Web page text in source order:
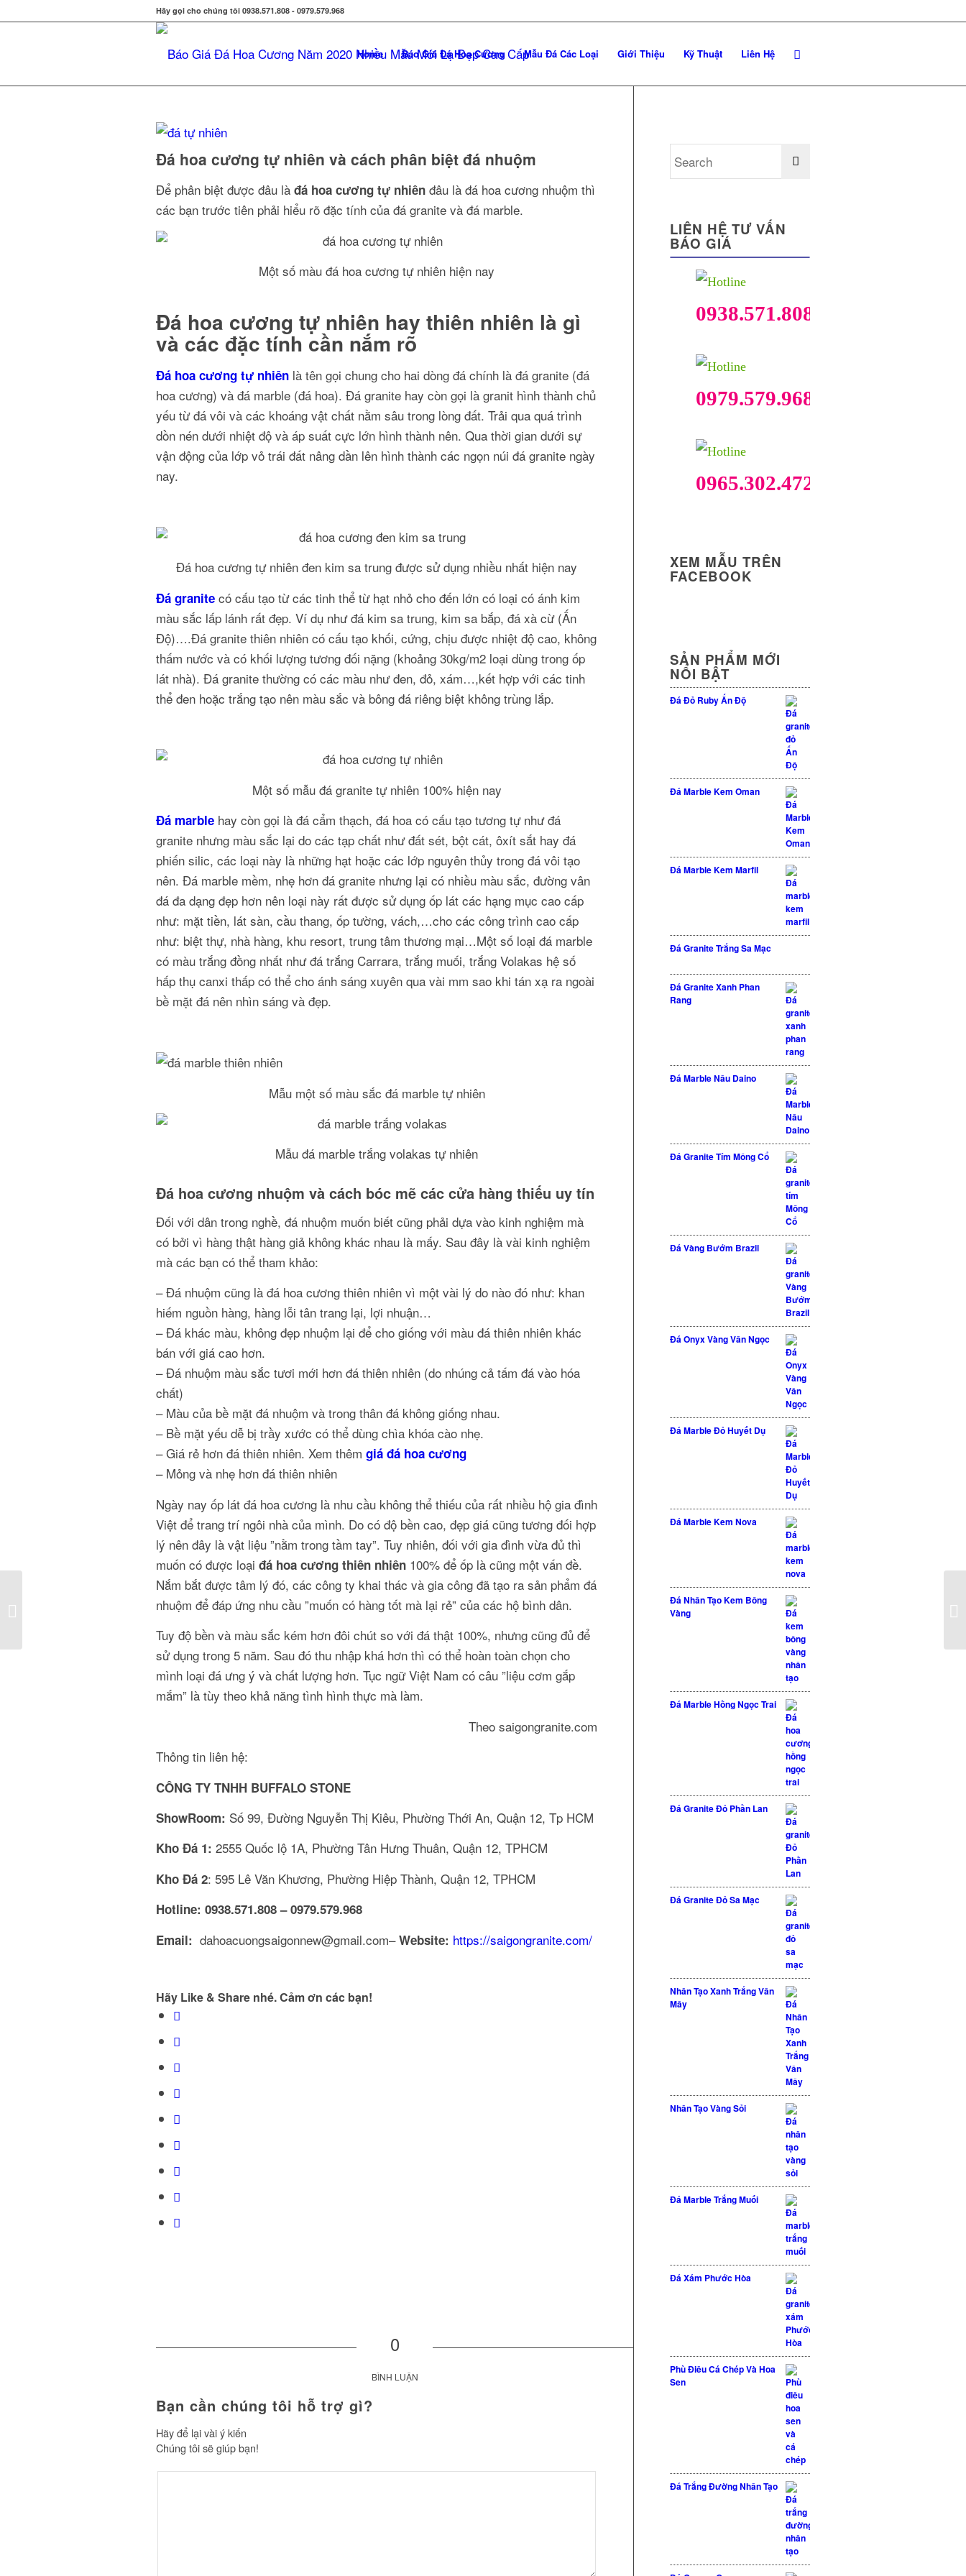
Hãy gọi cho chúng tôi 0938.571.808 - 0979.579.968
Home Báo Giá Đá Hoa Cương Mẫu Đá Các Loại Giới Thiệu Kỹ Thuật Liên Hệ
Đá hoa cương tự nhiên và cách phân biệt đá nhuộm
Để phân biệt được đâu là đá hoa cương tự nhiên đâu là đá hoa cương nhuộm thì
các bạn trước tiên phải hiểu rõ đặc tính của đá granite và đá marble.
Một số màu đá hoa cương tự nhiên hiện nay
Đá hoa cương tự nhiên hay thiên nhiên là gì
và các đặc tính cần nắm rõ
Đá hoa cương tự nhiên là tên gọi chung cho hai dòng đá chính là đá granite (đá
hoa cương) và đá marble (đá hoa). Đá granite hay còn gọi là granit hình thành chủ
yếu từ đá vôi và các khoáng vật chất nằm sâu trong lòng đất. Trải qua quá trình
dồn nén dưới nhiệt độ và áp suất cực lớn hình thành nên. Qua thời gian dưới sự
vận động của lớp vỏ trái đất nâng dần lên hình thành các ngọn núi đá granite ngày
nay.
Đá hoa cương tự nhiên đen kim sa trung được sử dụng nhiều nhất hiện nay
Đá granite có cấu tạo từ các tinh thể từ hạt nhỏ cho đến lớn có loại có ánh kim
màu sắc lấp lánh rất đẹp. Ví dụ như đá kim sa trung, kim sa bắp, đá xà cừ (Ấn
Độ)….Đá granite thiên nhiên có cấu tạo khối, cứng, chịu được nhiệt độ cao, không
thấm nước và có khối lượng tương đối nặng (khoảng 30kg/m2 loại dùng trong ốp
lát nhà). Đá granite thường có các màu như đen, đỏ, xám…,kết hợp với các tinh
thể đen hoặc trắng tạo nên màu sắc và bông đá riêng biệt không trùng lắp.
Một số mẫu đá granite tự nhiên 100% hiện nay
Đá marble hay còn gọi là đá cẩm thạch, đá hoa có cấu tạo tương tự như đá
granite nhưng màu sắc lại do các tạp chất như đất sét, bột cát, ôxít sắt hay đá
phiến silic, các loại này là những hạt hoặc các lớp nguyên thủy trong đá vôi tạo
nên. Đá marble mềm, nhẹ hơn đá granite nhưng lại có nhiều màu sắc, đường vân
đá đa dạng đẹp hơn nên loại này rất được sử dụng ốp lát các hạng mục cao cấp
như: mặt tiền, lát sàn, cầu thang, ốp tường, vách,…cho các công trình cao cấp
như: biệt thự, nhà hàng, khu resort, trung tâm thương mại…Một số loại đá marble
có màu trắng đồng nhất như đá trắng Carrara, trắng muối, trắng Volakas hệ số
hấp thụ canxi thấp có thể cho ánh sáng xuyên qua vài mm sao khi tán xạ ra ngoài
bề mặt đá nên nhìn sáng và đẹp.
Mẫu một số màu sắc đá marble tự nhiên
Mẫu đá marble trắng volakas tự nhiên
Đá hoa cương nhuộm và cách bóc mẽ các cửa hàng thiếu uy tín
Đối với dân trong nghề, đá nhuộm muốn biết cũng phải dựa vào kinh nghiệm mà
có bởi vì hàng thật hàng giả không khác nhau là mấy. Sau đây là vài kinh nghiệm
mà các bạn có thể tham khảo:
– Đá nhuộm cũng là đá hoa cương thiên nhiên vì một vài lý do nào đó như: khan
hiếm nguồn hàng, hàng lỗi tân trang lại, lợi nhuận…
– Đá khác màu, không đẹp nhuộm lại để cho giống với màu đá thiên nhiên khác
bán với giá cao hơn.
– Đá nhuộm màu sắc tươi mới hơn đá thiên nhiên (do nhúng cả tấm đá vào hóa
chất)
– Màu của bề mặt đá nhuộm và trong thân đá không giống nhau.
– Bề mặt yếu dễ bị trầy xước có thể dùng chìa khóa cào nhẹ.
– Giá rẻ hơn đá thiên nhiên. Xem thêm giá đá hoa cương
– Mỏng và nhẹ hơn đá thiên nhiên
Ngày nay ốp lát đá hoa cương là nhu cầu không thể thiếu của rất nhiều hộ gia đình
Việt để trang trí ngôi nhà của mình. Do có độ bền cao, đẹp giá cũng tương đối hợp
lý nên đây là vật liệu ”nằm trong tầm tay”. Tuy nhiên, đối với gia đình vừa đủ thì
muốn có được loại đá hoa cương thiên nhiên 100% để ốp là cũng một vấn đề.
Nắm bắt được tâm lý đó, các công ty khai thác và gia công đã tạo ra sản phẩm đá
nhuộm để đáp ứng nhu cầu ”muốn có hàng tốt mà lại rẻ” của các hộ bình dân.
Tuy độ bền và màu sắc kém hơn đôi chút so với đá thật 100%, nhưng cũng đủ để
sử dụng trong 5 năm. Sau đó thu nhập khá hơn thì có thể hoàn toàn chọn cho
mình loại đá ưng ý và chất lượng hơn. Tục ngữ Việt Nam có câu ”liệu cơm gắp
mắm” là tùy theo khả năng tình hình thực mà làm.
Theo saigongranite.com
Thông tin liên hệ:
CÔNG TY TNHH BUFFALO STONE
ShowRoom: Số 99, Đường Nguyễn Thị Kiêu, Phường Thới An, Quận 12, Tp HCM
Kho Đá 1: 2555 Quốc lộ 1A, Phường Tân Hưng Thuân, Quận 12, TPHCM
Kho Đá 2: 595 Lê Văn Khương, Phường Hiệp Thành, Quận 12, TPHCM
Hotline: 0938.571.808 – 0979.579.968
Email: dahoacuongsaigonnew@gmail.com–Website: https://saigongranite.com/
Hãy Like & Share nhé. Cảm ơn các bạn!
0
BÌNH LUẬN
Bạn cần chúng tôi hỗ trợ gì?
Hãy để lại vài ý kiến
Chúng tôi sẽ giúp bạn!
LIÊN HỆ TƯ VẤN
BÁO GIÁ
0938.571.808
0979.579.968
0965.302.472
XEM MẪU TRÊN
FACEBOOK
SẢN PHẨM MỚI
NỔI BẬT
Đá Đỏ Ruby Ấn Độ
Đá Marble Kem Oman
Đá Marble Kem Marfil
Đá Granite Trắng Sa Mạc
Được xếp hạng
5.005 sao
Đá Granite Xanh Phan
Rang
Đá Marble Nâu Daino
Đá Granite Tím Mông Cổ
Đá Vàng Bướm Brazil
Đá Onyx Vàng Vân Ngọc
Đá Marble Đỏ Huyết Dụ
Đá Marble Kem Nova
Đá Nhân Tạo Kem Bông
Vàng
Đá Marble Hồng Ngọc Trai
Đá Granite Đỏ Phần Lan
Đá Granite Đỏ Sa Mạc
Nhân Tạo Xanh Trắng Vân
Mây
Nhân Tạo Vàng Sỏi
Đá Marble Trắng Muối
Đá Xám Phước Hòa
Phù Điêu Cá Chép Và Hoa
Sen
Đá Trắng Đường Nhân Tạo